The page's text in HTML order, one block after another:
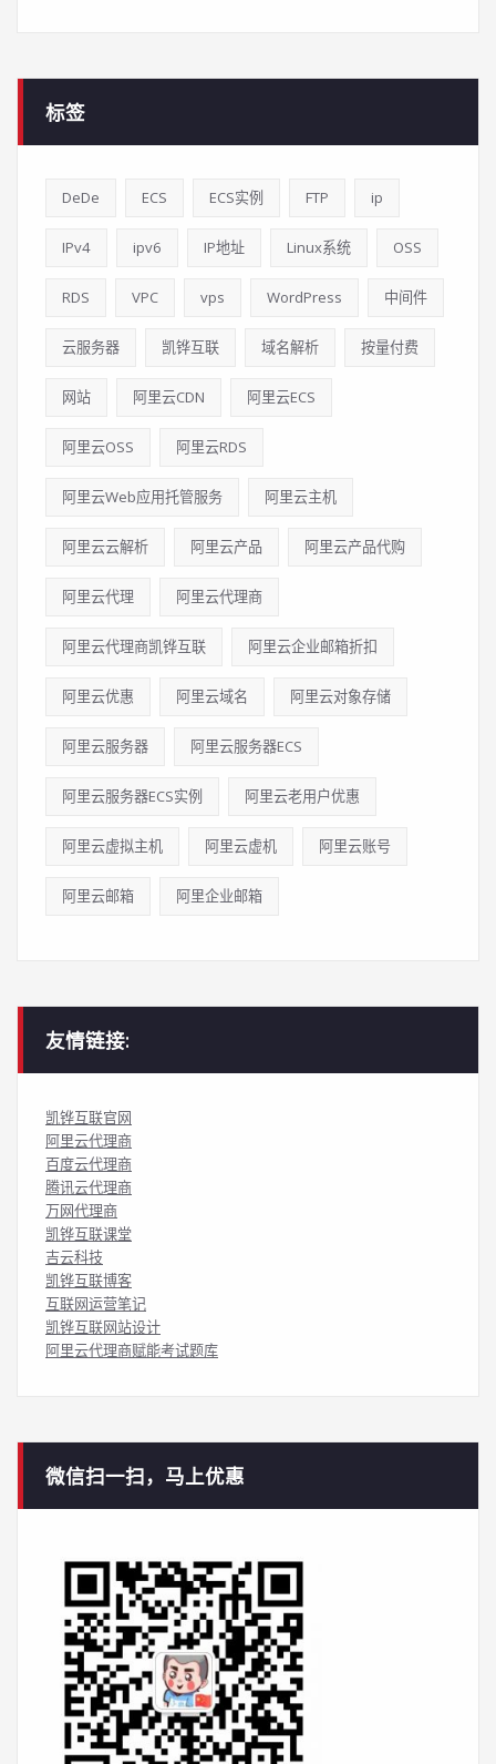
标签
DeDe ECS ECS实例 FTP ip
IPv4 ipv6 IP地址 Linux系统 OSS
RDS VPC vps WordPress 中间件
云服务器 凯铧互联 域名解析 按量付费
网站 阿里云CDN 阿里云ECS
阿里云OSS 阿里云RDS
阿里云Web应用托管服务 阿里云主机
阿里云云解析 阿里云产品 阿里云产品代购
阿里云代理 阿里云代理商
阿里云代理商凯铧互联 阿里云企业邮箱折扣
阿里云优惠 阿里云域名 阿里云对象存储
阿里云服务器 阿里云服务器ECS
阿里云服务器ECS实例 阿里云老用户优惠
阿里云虚拟主机 阿里云虚机 阿里云账号
阿里云邮箱 阿里企业邮箱
友情链接:
凯铧互联官网
阿里云代理商
百度云代理商
腾讯云代理商
万网代理商
凯铧互联课堂
吉云科技
凯铧互联博客
互联网运营笔记
凯铧互联网站设计
阿里云代理商赋能考试题库
微信扫一扫，马上优惠